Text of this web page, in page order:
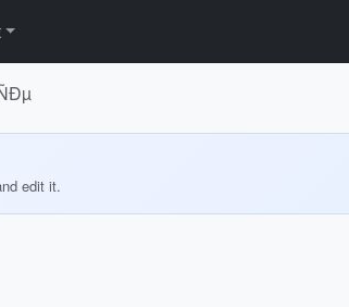
edit it.